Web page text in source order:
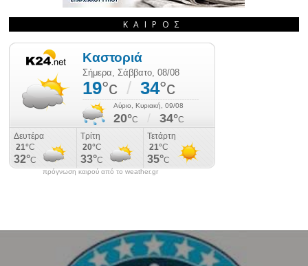
ΚΑΙΡΌΣ
πρόγνωση καιρού από το weather.gr